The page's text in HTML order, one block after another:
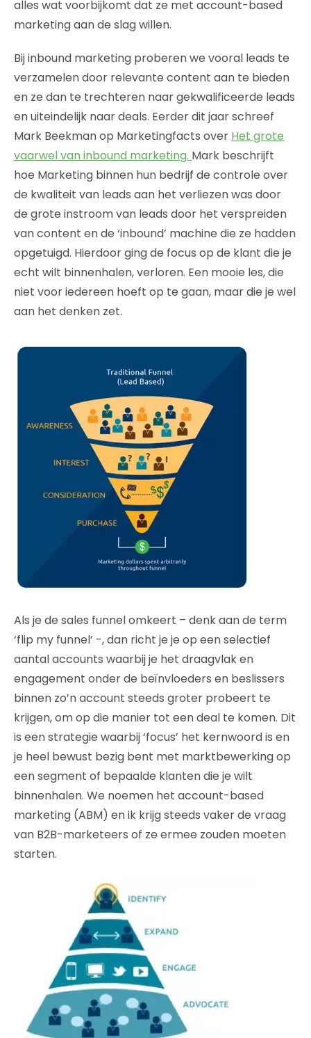
alles wat voorbijkomt dat ze met account-based
marketing aan de slag willen.
Bij inbound marketing proberen we vooral leads te
verzamelen door relevante content aan te bieden
en ze dan te trechteren naar gekwalificeerde leads
en uiteindelijk naar deals. Eerder dit jaar schreef
Mark Beekman op Marketingfacts over Het grote
vaarwel van inbound marketing. Mark beschrijft
hoe Marketing binnen hun bedrijf de controle over
de kwaliteit van leads aan het verliezen was door
de grote instroom van leads door het verspreiden
van content en de ‘inbound’ machine die ze hadden
opgetuigd. Hierdoor ging de focus op de klant die je
echt wilt binnenhalen, verloren. Een mooie les, die
niet voor iedereen hoeft op te gaan, maar die je wel
aan het denken zet.
Als je de sales funnel omkeert – denk aan de term
‘flip my funnel’ -, dan richt je je op een selectief
aantal accounts waarbij je het draagvlak en
engagement onder de beïnvloeders en beslissers
binnen zo’n account steeds groter probeert te
krijgen, om op die manier tot een deal te komen. Dit
is een strategie waarbij ‘focus’ het kernwoord is en
je heel bewust bezig bent met marktbewerking op
een segment of bepaalde klanten die je wilt
binnenhalen. We noemen het account-based
marketing (ABM) en ik krijg steeds vaker de vraag
van B2B-marketeers of ze ermee zouden moeten
starten.